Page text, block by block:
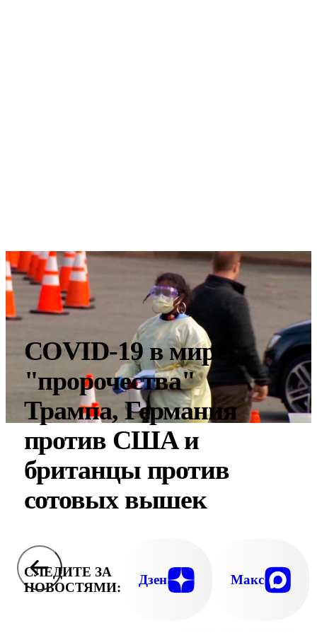
COVID-19 в мире:
"пророчества"
Трампа, Германия
против США и
британцы против
сотовых вышек
СЛЕДИТЕ ЗА
НОВОСТЯМИ:
Дзен Макс